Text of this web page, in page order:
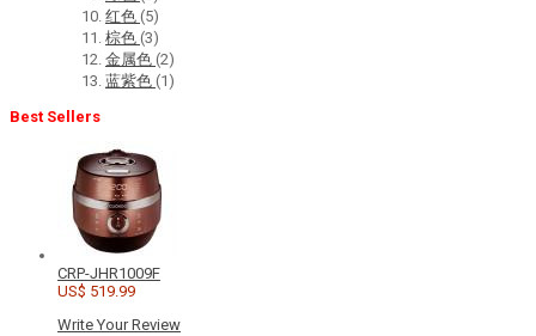
红色 (5)
棕色 (3)
金属色 (2)
蓝紫色 (1)
Best Sellers
CRP-JHR1009F
US$ 519.99
Write Your Review